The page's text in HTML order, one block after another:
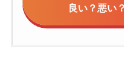
良い？悪い